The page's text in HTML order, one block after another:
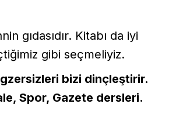
gıdasıdır. Kitabı da iyi
gibi seçmeliyiz.
bizi dinçleştirir.
Spor, Gazete dersleri.